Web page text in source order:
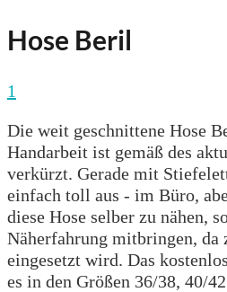
Hose Beril
1
Die weit geschnittene Hose
Handarbeit ist gemäß des
verkürzt. Gerade mit
einfach toll aus - im Büro,
diese Hose selber zu nähen,
Näherfahrung mitbringen, da
eingesetzt wird. Das
es in den Größen 36/38, 40/